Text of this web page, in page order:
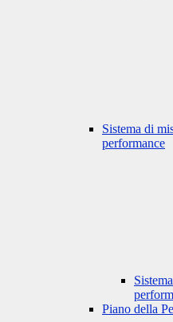
Sistema di
performance
Piano della